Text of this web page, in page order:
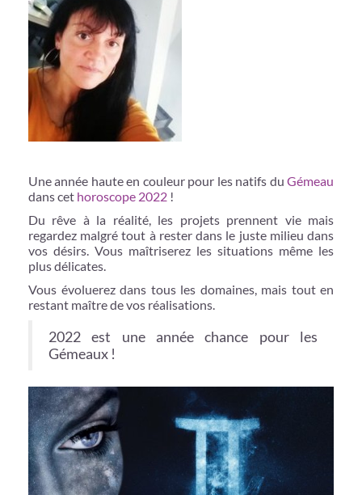
Une année haute en couleur pour les natifs du Gémeau
dans cet horoscope 2022 !
Du rêve à la réalité, les projets prennent vie mais
regardez malgré tout à rester dans le juste milieu dans
vos désirs. Vous maîtriserez les situations même les
plus délicates.
Vous évoluerez dans tous les domaines, mais tout en
restant maître de vos réalisations.
2022 est une année chance pour les
Gémeaux !